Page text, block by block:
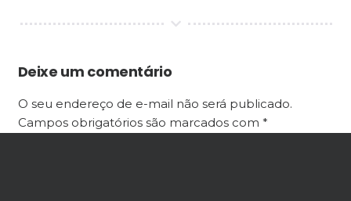
Deixe um comentário
O seu endereço de e-mail não será publicado.
Campos obrigatórios são marcados com *